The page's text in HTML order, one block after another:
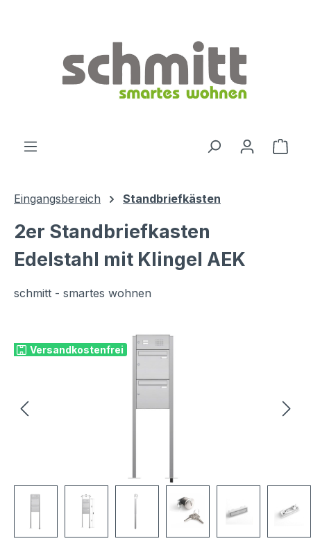
Eingangsbereich Standbriefkästen
2er Standbriefkasten
Edelstahl mit Klingel AEK
schmitt - smartes wohnen
Versandkostenfrei